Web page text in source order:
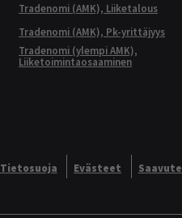
Tradenomi (AMK), Liiketalous
Tradenomi (AMK), Pk-yrittäjyys
Tradenomi (ylempi AMK),
Liiketoimintaosaaminen
Tietosuoja Evästeet